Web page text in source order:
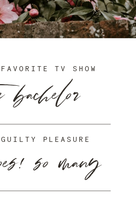
so many
TV SHOW
PLEASURE